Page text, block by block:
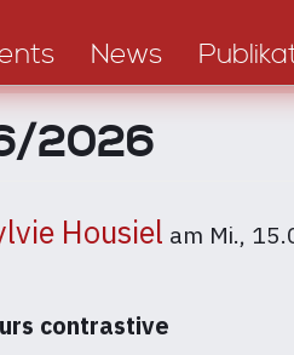
News
2026
Housiel am Mi.,
contrastive